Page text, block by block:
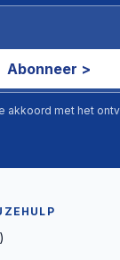
Abonneer >
akkoord met het